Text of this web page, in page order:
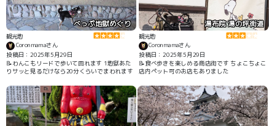
コ🆗です。
べっぷ地獄めぐり
観光地
Coronmamaさん
投稿日：2025年5月29日
📝わんこもリードで歩いて回れます 1地獄あた
りサッと見るだけなら20分くらいでまわれます
湯布院 湯の坪街道
観光地
Coronmamaさん
投稿日：2025年5月29日
📝食べ歩きを楽しめる商店街です ちょこちょこ
店内ペット可のお店もありました